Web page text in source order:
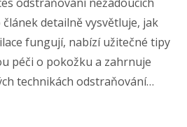
detailně vysvětluje, jak
fungují, nabízí užitečné tipy
péči o pokožku a zahrnuje
technikách odstraňování